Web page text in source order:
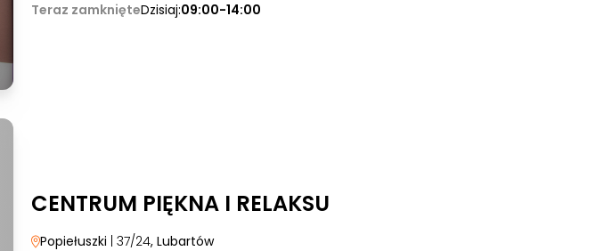
Teraz zamknięteDzisiaj:09:00-14:00
CENTRUM PIĘKNA I RELAKSU
Popiełuszki | 37/24, Lubartów